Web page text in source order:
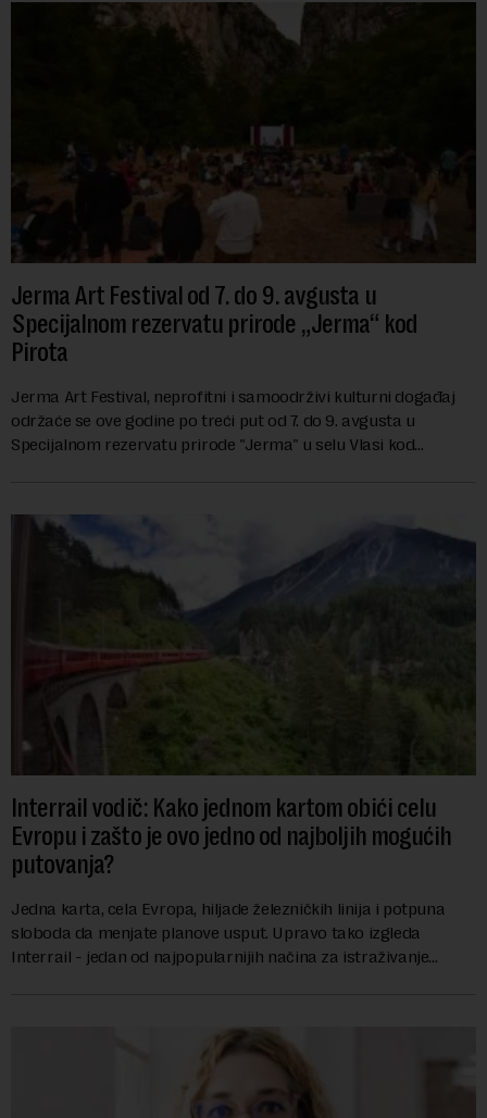
Jerma Art Festival od 7. do 9. avgusta u
Specijalnom rezervatu prirode „Jerma“ kod
Pirota
Jerma Art Festival, neprofitni i samoodrživi kulturni događaj
održaće se ove godine po treći put od 7. do 9. avgusta u
Specijalnom rezervatu prirode "Jerma" u selu Vlasi kod
Interrail vodič: Kako jednom kartom obići celu
Evropu i zašto je ovo jedno od najboljih mogućih
putovanja?
Jedna karta, cela Evropa, hiljade železničkih linija i potpuna
sloboda da menjate planove usput. Upravo tako izgleda
Interrail - jedan od najpopularnijih načina za istraživanje